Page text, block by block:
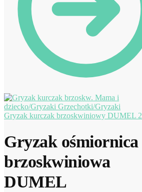
Gryzak kurczak brzoskwiniowy DUMEL
Gryzak ośmiornica
brzoskwiniowa
DUMEL